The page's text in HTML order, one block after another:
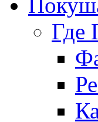
Где